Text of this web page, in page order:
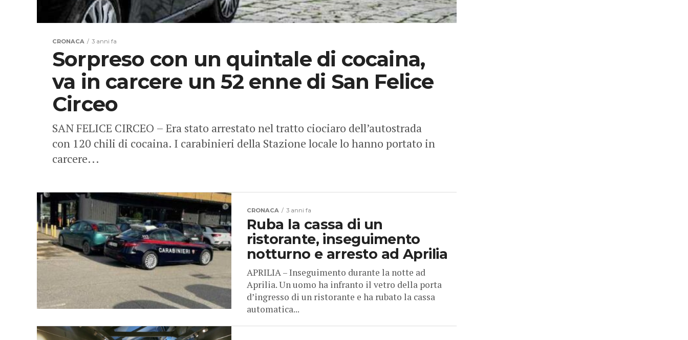
CRONACA 3 anni fa
Sorpreso con un quintale di cocaina,
va in carcere un 52 enne di San Felice
Circeo
SAN FELICE CIRCEO – Era stato arrestato nel tratto ciociaro dell’autostrada
con 120 chili di cocaina. I carabinieri della Stazione locale lo hanno portato in
carcere...
CRONACA 3 anni fa
Ruba la cassa di un
ristorante, inseguimento
notturno e arresto ad Aprilia
APRILIA – Inseguimento durante la notte ad
Aprilia. Un uomo ha infranto il vetro della porta
d’ingresso di un ristorante e ha rubato la cassa
automatica...